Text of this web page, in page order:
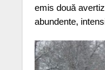
emis două
abundente,